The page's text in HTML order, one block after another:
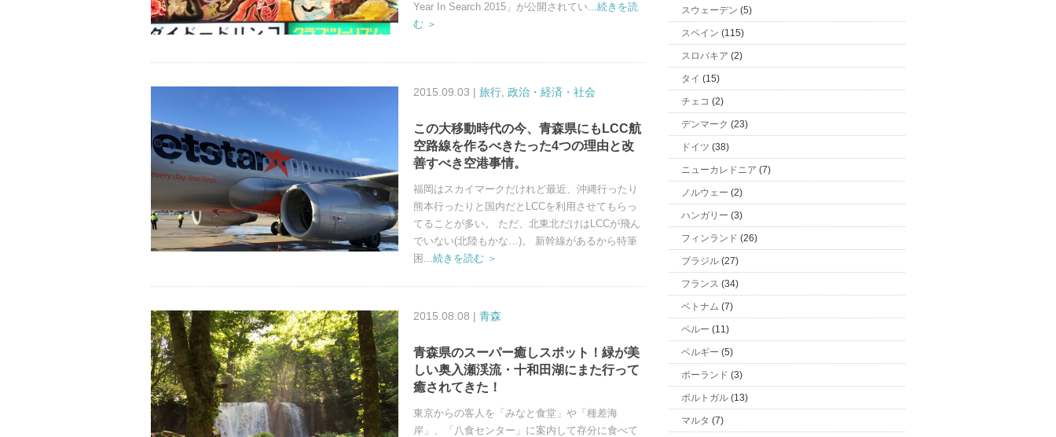
Year In Search 2015」が公開されてい...続きを読
む ＞
2015.09.03 | 旅行, 政治・経済・社会
この大移動時代の今、青森県にもLCC航
空路線を作るべきたった4つの理由と改
善すべき空港事情。
福岡はスカイマークだけれど最近、沖縄行ったり
熊本行ったりと国内だとLCCを利用させてもらっ
てることが多い。 ただ、北東北だけはLCCが飛ん
でいない(北陸もかな…)。 新幹線があるから特筆
困 ...続きを読む ＞
2015.08.08 | 青森
青森県のスーパー癒しスポット！緑が美
しい奥入瀬渓流・十和田湖にまた行って
癒されてきた！
東京からの客人を「みなと食堂」や「種差海
岸」、「八食センター」に案内して存分に食べて
スウェーデン (5)
スペイン (115)
スロバキア (2)
タイ (15)
チェコ (2)
デンマーク (23)
ドイツ (38)
ニューカレドニア (7)
ノルウェー (2)
ハンガリー (3)
フィンランド (26)
ブラジル (27)
フランス (34)
ベトナム (7)
ペルー (11)
ベルギー (5)
ポーランド (3)
ポルトガル (13)
マルタ (7)